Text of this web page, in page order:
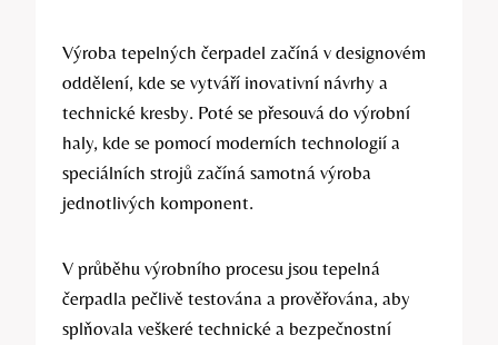
Výroba tepelných čerpadel začíná v designovém
oddělení, kde se vytváří inovativní návrhy a
technické kresby. Poté se přesouvá do výrobní
haly, kde se pomocí moderních technologií a
speciálních strojů začíná samotná výroba
jednotlivých komponent.
V průběhu výrobního procesu jsou tepelná
čerpadla pečlivě testována a prověřována, aby
splňovala veškeré technické a bezpečnostní